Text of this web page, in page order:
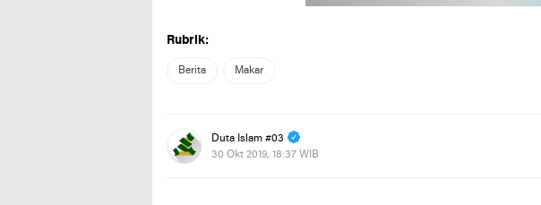
Rubrik:
Berita Makar
Duta Islam #03
30 Okt 2019, 18:37 WIB